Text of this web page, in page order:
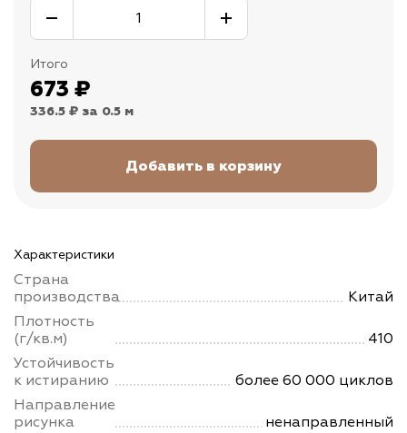
Итого
673 ₽
336.5 ₽ за 0.5 м
Характеристики
Страна
производства
Китай
Плотность
(г/кв.м)
410
Устойчивость
к истиранию
более 60 000 циклов
Направление
рисунка
ненаправленный